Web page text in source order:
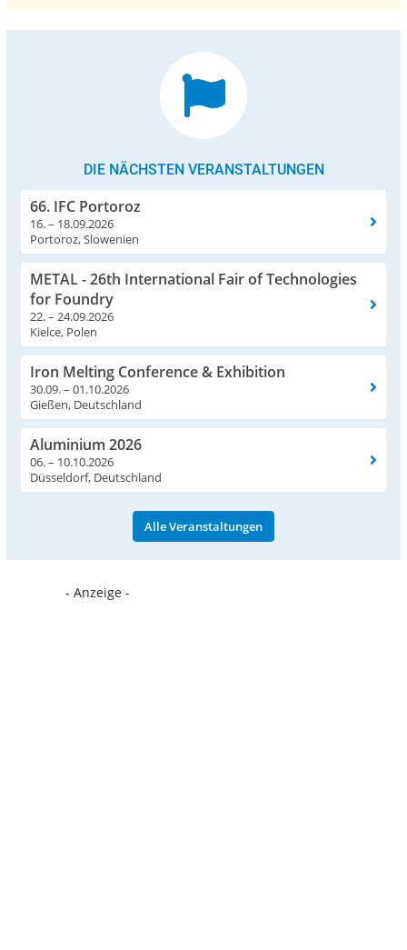
DIE NÄCHSTEN VERANSTALTUNGEN
66. IFC Portoroz
16. – 18.09.2026
Portoroz, Slowenien
METAL - 26th International Fair of Technologies
for Foundry
22. – 24.09.2026
Kielce, Polen
Iron Melting Conference & Exhibition
30.09. – 01.10.2026
Gießen, Deutschland
Aluminium 2026
06. – 10.10.2026
Düsseldorf, Deutschland
Alle Veranstaltungen
- Anzeige -